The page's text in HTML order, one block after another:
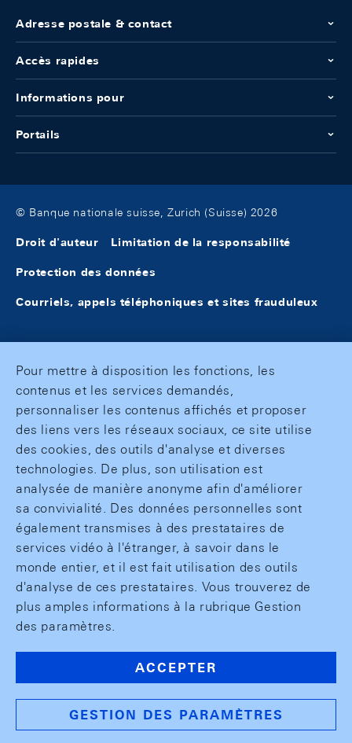
Adresse postale & contact
Accès rapides
Informations pour
Portails
© Banque nationale suisse, Zurich (Suisse) 2026
Droit d'auteur Limitation de la responsabilité
Protection des données
Courriels, appels téléphoniques et sites frauduleux
Pour mettre à disposition les fonctions, les
contenus et les services demandés,
personnaliser les contenus affichés et proposer
des liens vers les réseaux sociaux, ce site utilise
des cookies, des outils d'analyse et diverses
technologies. De plus, son utilisation est
analysée de manière anonyme afin d'améliorer
sa convivialité. Des données personnelles sont
également transmises à des prestataires de
services vidéo à l'étranger, à savoir dans le
monde entier, et il est fait utilisation des outils
d'analyse de ces prestataires. Vous trouverez de
plus amples informations à la rubrique Gestion
des paramètres.
ACCEPTER
GESTION DES PARAMÈTRES